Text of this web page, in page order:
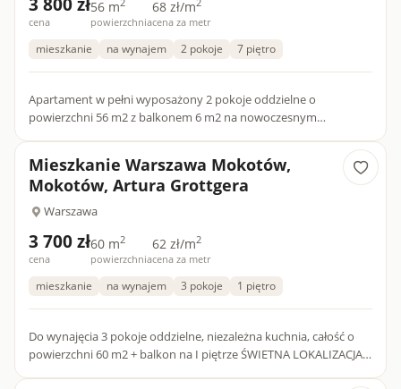
cena
56 m2
powierzchnia
68 zł/m2
cena za metr
mieszkanie na wynajem 2 pokoje 7 piętro
Apartament w pełni wyposażony 2 pokoje oddzielne o
powierzchni 56 m2 z balkonem 6 m2 na nowoczesnym
Mieszkanie Warszawa Mokotów,
Mokotów, Artura Grottgera
Warszawa
3 700 zł
cena
60 m2
powierzchnia
62 zł/m2
cena za metr
mieszkanie na wynajem 3 pokoje 1 piętro
Do wynajęcia 3 pokoje oddzielne, niezależna kuchnia, całość o
powierzchni 60 m2 + balkon na I piętrze ŚWIETNA LOKALIZACJA -